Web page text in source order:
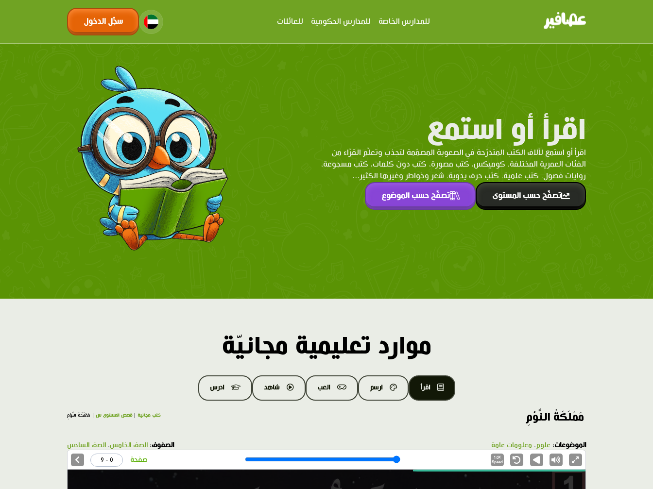
للمدارس الخاصة للمدارس الحكومية للعائلات سجّل الدخول
اقرأ أو استمع
اقرأ أو استمع لآلاف الكتب المتدرّحة في الصعوبة المصمّمة لتجذب وتعلّم القرّاء من
الفئات العمرية المختلفة. كوميكس، كتب مصورة، كتب دون كلمات، كتب مسجوعة،
روايات فصول، كتب علمية، كتب حرف يدوية، شعر وخواطر وغيرها الكثير...
تصفّح حسب المستوى تصفّح حسب الموضوع
موارد تعليمية مجانيّة
اقرأ ارسم العب شاهد ادرس
مَمْلَكَةُ النَّوْمِ كتب مجانية |قصص المستوى س | مَمْلَكَةُ النَّوْمِ
الموضوعات: علوم، معلومات عامة الصفوف: الصف الخامس، الصف السادس
1.0X
Speed
صفحة 0 - 9